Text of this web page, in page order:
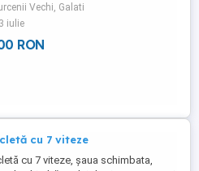
Vechi, Galati
iulie
RON
cu 7 viteze
cu 7 viteze, șaua schimbata,